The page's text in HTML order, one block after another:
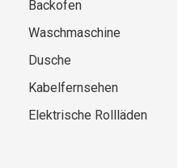
Backofen
Waschmaschine
Dusche
Kabelfernsehen
Elektrische Rollläden